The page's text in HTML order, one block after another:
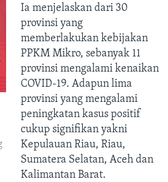
Ia menjelaskan dari 30
provinsi yang
memberlakukan kebijakan
PPKM Mikro, sebanyak 11
provinsi mengalami kenaikan
COVID-19. Adapun lima
provinsi yang mengalami
peningkatan kasus positif
cukup signifikan yakni
Kepulauan Riau, Riau,
Sumatera Selatan, Aceh dan
Kalimantan Barat.